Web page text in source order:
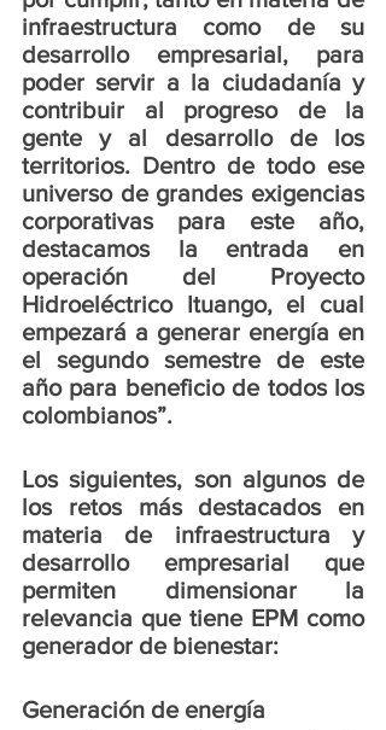
infraestructura como de su
desarrollo empresarial, para
poder servir a la ciudadanía y
contribuir al progreso de la
gente y al desarrollo de los
territorios. Dentro de todo ese
universo de grandes exigencias
corporativas para este año,
destacamos la entrada en
operación del Proyecto
Hidroeléctrico Ituango, el cual
empezará a generar energía en
el segundo semestre de este
año para beneficio de todos los
colombianos”.
Los siguientes, son algunos de
los retos más destacados en
materia de infraestructura y
desarrollo empresarial que
permiten dimensionar la
relevancia que tiene EPM como
generador de bienestar:
Generación de energía